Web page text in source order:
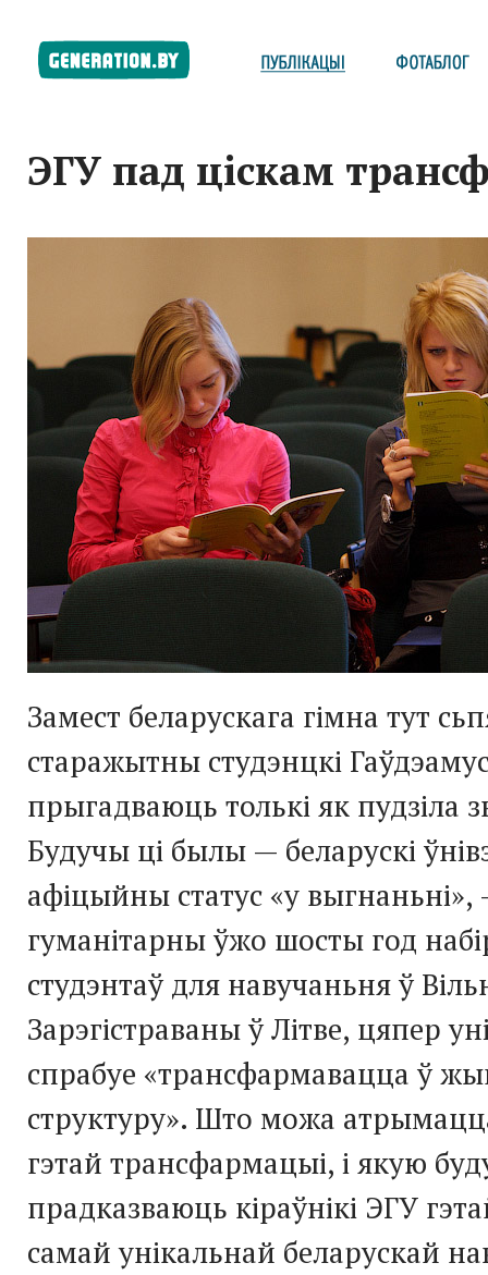
ЭГУ пад ціскам
Замест беларускага гімна тут
старажытны студэнцкі
прыгадваюць толькі як пудзіла
Будучы ці былы — беларускі
афіцыйны статус «у выгнаньні»,
гуманітарны ўжо шосты год
студэнтаў для навучаньня ў
Зарэгістраваны ў Літве, цяпер
спрабуе «трансфармавацца ў
структуру». Што можа
гэтай трансфармацыі, і якую
прадказваюць кіраўнікі ЭГУ
самай унікальнай беларускай